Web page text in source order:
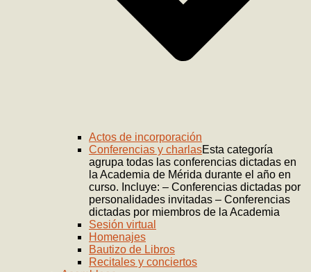
Actos de incorporación
Conferencias y charlasEsta categoría
agrupa todas las conferencias dictadas en
la Academia de Mérida durante el año en
curso. Incluye: – Conferencias dictadas por
personalidades invitadas – Conferencias
dictadas por miembros de la Academia
Sesión virtual
Homenajes
Bautizo de Libros
Recitales y conciertos